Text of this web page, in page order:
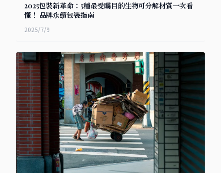
2025包裝新革命：5種最受矚目的生物可分解材質一次看
懂！ 品牌永續包裝指南
2025/7/9